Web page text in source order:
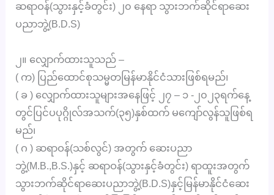
ဆရာဝန်(သွားနှင့်ခံတွင်း) ၂၀ နေရာ သွားဘက်ဆိုင်ရာဆေး
ပညာဘွဲ့(B.D.S)
၂။ လျှောက်ထားသူသည် –
( က) ပြည်ထောင်စုသမ္မတမြန်မာနိုင်ငံသားဖြစ်ရမည်၊
( ခ ) လျှောက်ထားသူများအနေဖြင့် ၂၇ – ၁ -၂၀၂၃ရက်နေ့
တွင်ပြင်ပပုဂ္ဂိုလ်အသက်(၃၅)နှစ်ထက် မကျော်လွန်သူဖြစ်ရ
မည်၊
( ဂ ) ဆရာဝန်(သစ်လွင်) အတွက် ဆေးပညာ
ဘွဲ့(M.B.,B.S.)နှင့် ဆရာဝန်(သွားနှင့်ခံတွင်း) ရာထူးအတွက်
သွားဘက်ဆိုင်ရာဆေးပညာဘွဲ့(B.D.S)နှင့်မြန်မာနိုင်ငံဆေး